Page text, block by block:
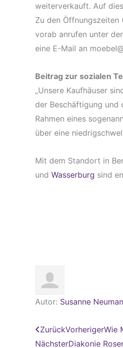
weiterverkauft. Auf
Zu den Öffnungszeiten
vorab anrufen unter
eine E-Mail an
Beitrag zur sozialen
„Unsere Kaufhäuser
der Beschäftigung und
Rahmen eines
über eine
Mit dem Standort in
und Wasserburg sind
Autor: Susanne
ZurückVorherigerWie
NächsterDiakonie